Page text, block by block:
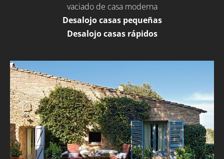
vaciado de casa moderna
Desalojo casas pequeñas
Desalojo casas rápidos